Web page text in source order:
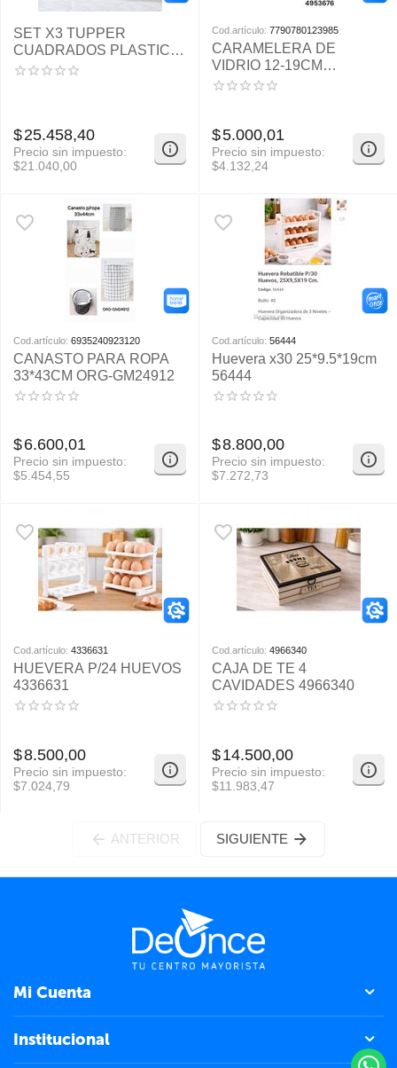
SET X3 TUPPER
CUADRADOS PLASTICO
- COD: SBK-US454
$25.458,40
Precio sin impuesto:
$21.040,00
Cod.artículo: 7790780123985
CARAMELERA DE
VIDRIO 12-19CM
4953676-36
$5.000,01
Precio sin impuesto:
$4.132,24
Cod.artículo: 6935240923120
CANASTO PARA ROPA
33*43CM ORG-GM24912
$6.600,01
Precio sin impuesto:
$5.454,55
Cod.artículo: 56444
Huevera x30 25*9.5*19cm
56444
$8.800,00
Precio sin impuesto:
$7.272,73
Cod.artículo: 4336631
HUEVERA P/24 HUEVOS
4336631
$8.500,00
Precio sin impuesto:
$7.024,79
Cod.artículo: 4966340
CAJA DE TE 4
CAVIDADES 4966340
$14.500,00
Precio sin impuesto:
$11.983,47
ANTERIOR SIGUIENTE
Mi Cuenta
Institucional